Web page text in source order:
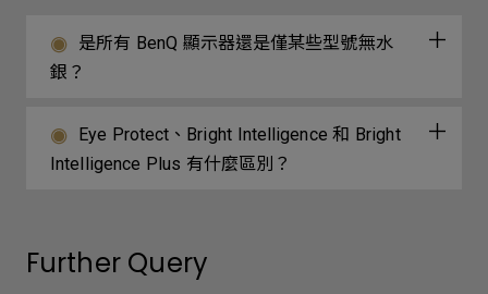
是所有 BenQ 顯示器還是僅某些型號無水
銀？
Eye Protect、Bright Intelligence 和 Bright
Intelligence Plus 有什麼區別？
Further Query